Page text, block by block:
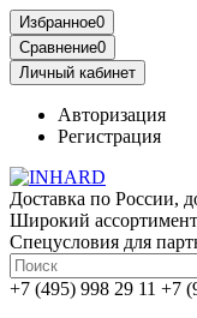
Избранное0
Сравнение0
Личный кабинет
Авторизация
Регистрация
Доставка по России,
Широкий
Спецусловия для
+7 (495) 998 29 11 +7